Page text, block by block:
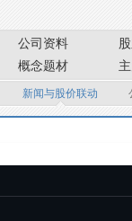
公司资料
概念题材
新闻与股价联动